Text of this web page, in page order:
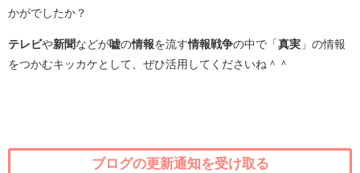
かがでしたか？
テレビや新聞などが嘘の情報を流す情報戦争の中で「 真実 」の情報
をつかむキッカケとして、ぜひ活用してくださいね＾＾
ブログの更新通知を受け取る